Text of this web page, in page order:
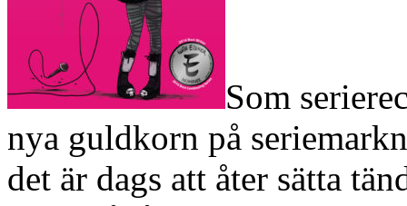
Som
nya guldkorn på
det är dags att åter sätta